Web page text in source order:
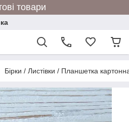
товари
Бірки / Листівки / Планшетка